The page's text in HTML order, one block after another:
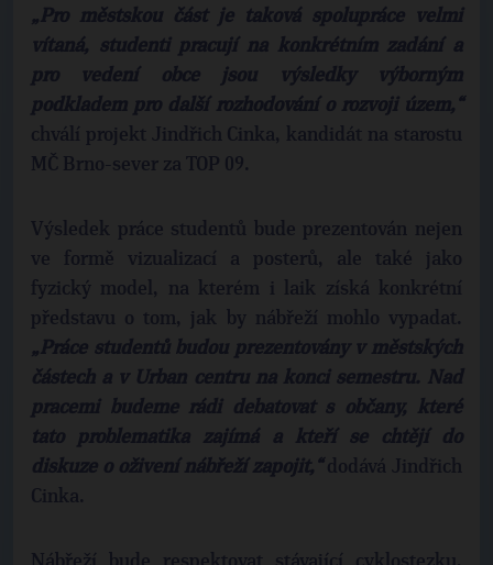
„Pro městskou část je taková spolupráce velmi
vítaná, studenti pracují na konkrétním zadání a
pro vedení obce jsou výsledky výborným
podkladem pro další rozhodování o rozvoji územ,“
chválí projekt Jindřich Cinka, kandidát na starostu
MČ Brno-sever za TOP 09.
Výsledek práce studentů bude prezentován nejen
ve formě vizualizací a posterů, ale také jako
fyzický model, na kterém i laik získá konkrétní
představu o tom, jak by nábřeží mohlo vypadat.
„Práce studentů budou prezentovány v městských
částech a v Urban centru na konci semestru. Nad
pracemi budeme rádi debatovat s občany, které
tato problematika zajímá a kteří se chtějí do
diskuze o oživení nábřeží zapojit,“dodává Jindřich
Cinka.